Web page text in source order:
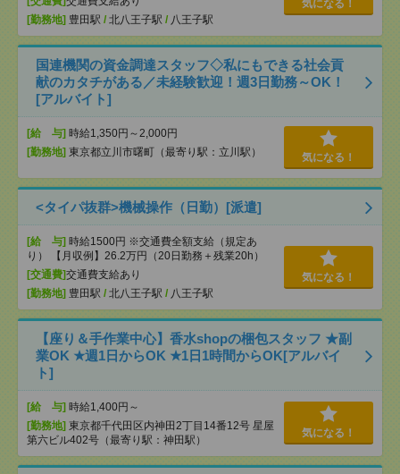
[勤務地] 豊田駅 / 北八王子駅 / 八王子駅
気になる！
国連機関の資金調達スタッフ◇私にもできる社会貢
献のカタチがある／未経験歓迎！週3日勤務～OK！
[アルバイト]
[給 与] 時給1,350円～2,000円
[勤務地] 東京都立川市曙町（最寄り駅：立川駅） 気になる！
<タイパ抜群>機械操作（日勤）[派遣]
[給 与] 時給1500円 ※交通費全額支給（規定あ
り） 【月収例】26.2万円（20日勤務＋残業20h）
[交通費]交通費支給あり
[勤務地] 豊田駅 / 北八王子駅 / 八王子駅
気になる！
【座り＆手作業中心】香水shopの梱包スタッフ ★副
業OK ★週1日からOK ★1日1時間からOK[アルバイ
ト]
[給 与] 時給1,400円～
[勤務地] 東京都千代田区内神田2丁目14番12号 星屋
第六ビル402号（最寄り駅：神田駅）
気になる！